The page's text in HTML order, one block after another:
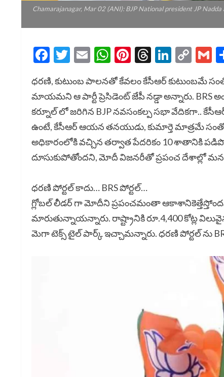
Chamarajanagar, Mar 02 (ANI): BJP National president JP
Facebook
Twitter
EmailWhatsApp
Pinterest
Threads
ధరణి, కుటుంబ పాలనతో కేవలం కేసీఆర్ కుటుంబమే
మాయమని ఆ పార్టీ ప్రెసిడెంట్ జేపీ నడ్డా అన్నారు. BRS
కర్నూల్ లో జరిగిన BJP నవసంకల్ప సభా వేదికగా..
ఉంటే, కేసీఆర్ ఆయన తనయుడు, కుమార్తె మాత్రమే
అధికారంలోకి వచ్చిన తర్వాత పేదరికం 10 శాతానికి
దూసుకుపోతోందని, మోదీ విజనరీతో ప్రపంచ దేశాల్లో మన
ధరణి పోర్టల్ కాదు… BRS పోర్టల్…
గ్లోబల్ లీడర్ గా మోదీని ప్రపంచమంతా
మారుతున్నాయన్నారు. రాష్ట్రానికి రూ.4,400 కోట్ల
మెగా టెక్స్ టైల్ పార్క్ ఇచ్చామన్నారు. ధరణి పోర్టల్ ను